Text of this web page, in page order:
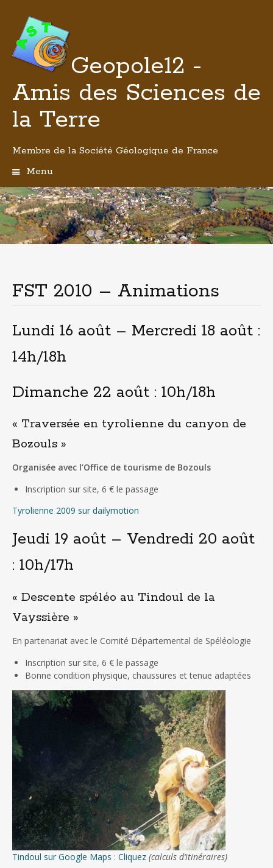
Geopole12 -
Amis des Sciences de
la Terre
Membre de la Société Géologique de France
Menu
au
contenu
principal
FST 2010 – Animations
Lundi 16 août – Mercredi 18 août :
14h/18h
Dimanche 22 août : 10h/18h
« Traversée en tyrolienne du canyon de
Bozouls »
Organisée avec l’Office de tourisme de Bozouls
Inscription sur site, 6 € le passage
Tyrolienne 2009 sur dailymotion
Jeudi 19 août – Vendredi 20 août
: 10h/17h
« Descente spéléo au Tindoul de la
Vayssière »
En partenariat avec le Comité Départemental de Spéléologie
Inscription sur site, 6 € le passage
Bonne condition physique, chaussures et tenue adaptées
Tindoul sur Google Maps : Cliquez (calculs d’itinéraires)